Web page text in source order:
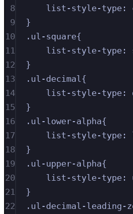
8
list-style-type :
9
}
10
. ul-square{
11
list-style-type :
12
}
13
. ul-decimal{
14
list-style-type :
15
}
16
. ul-lower-alpha{
17
list-style-type :
18
}
19
. ul-upper-alpha{
20
list-style-type :
21
}
22
. ul-decimal-leading-